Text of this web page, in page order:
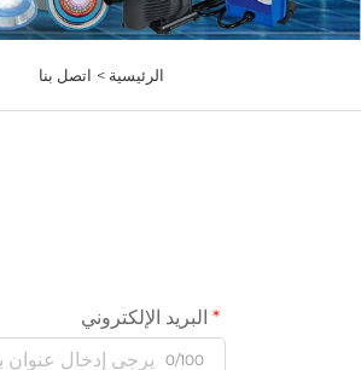
الرئيسية > اتصل بنا
البريد الإلكتروني
0/100